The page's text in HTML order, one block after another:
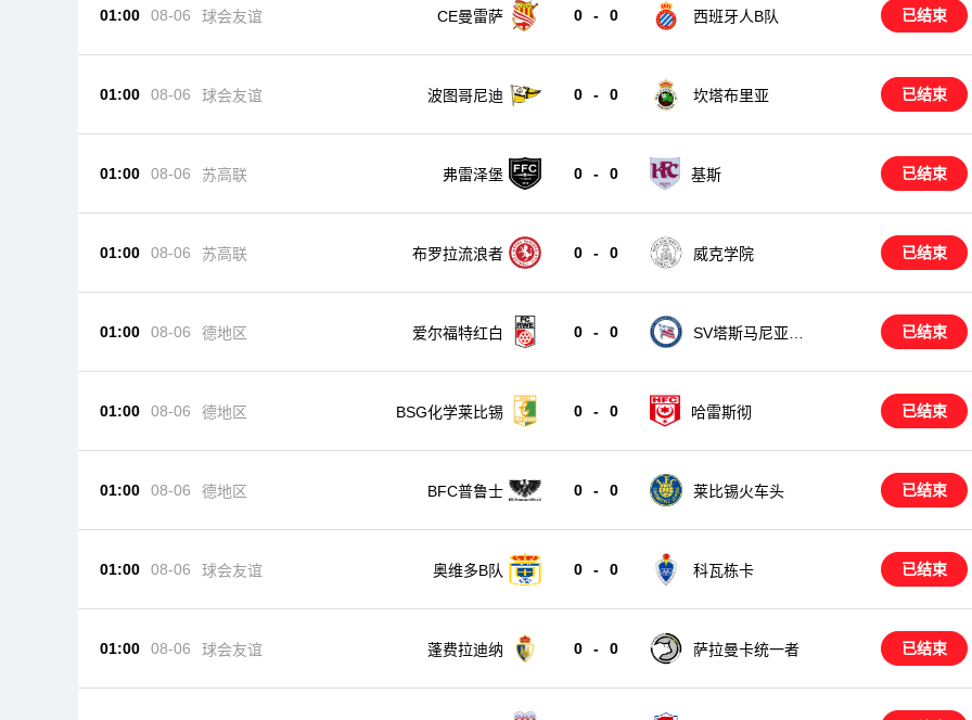
01:00 08-06 球会友谊 CE曼雷萨 0 - 0 西班牙人B队 已结束
01:00 08-06 球会友谊 波图哥尼迪 0 - 0 坎塔布里亚 已结束
01:00 08-06 苏高联 弗雷泽堡 0 - 0 基斯 已结束
01:00 08-06 苏高联 布罗拉流浪者 0 - 0 威克学院 已结束
01:00 08-06 德地区 爱尔福特红白 0 - 0
SV塔斯马尼亚柏
已结束
01:00 08-06 德地区 BSG化学莱比锡 0 - 0 哈雷斯彻 已结束
01:00 08-06 德地区 BFC普鲁士 0 - 0 莱比锡火车头 已结束
01:00 08-06 球会友谊 奥维多B队 0 - 0 科瓦栋卡 已结束
01:00 08-06 球会友谊 蓬费拉迪纳 0 - 0 萨拉曼卡统一者 已结束